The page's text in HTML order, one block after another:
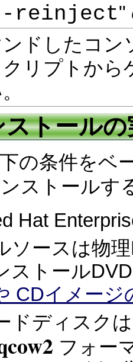
reinject"
ンドしたコ
リプトから
トールの
の条件をベ
ストールす
Hat
ソースは物
ストール
CDイメージ
ドディスク
フォー